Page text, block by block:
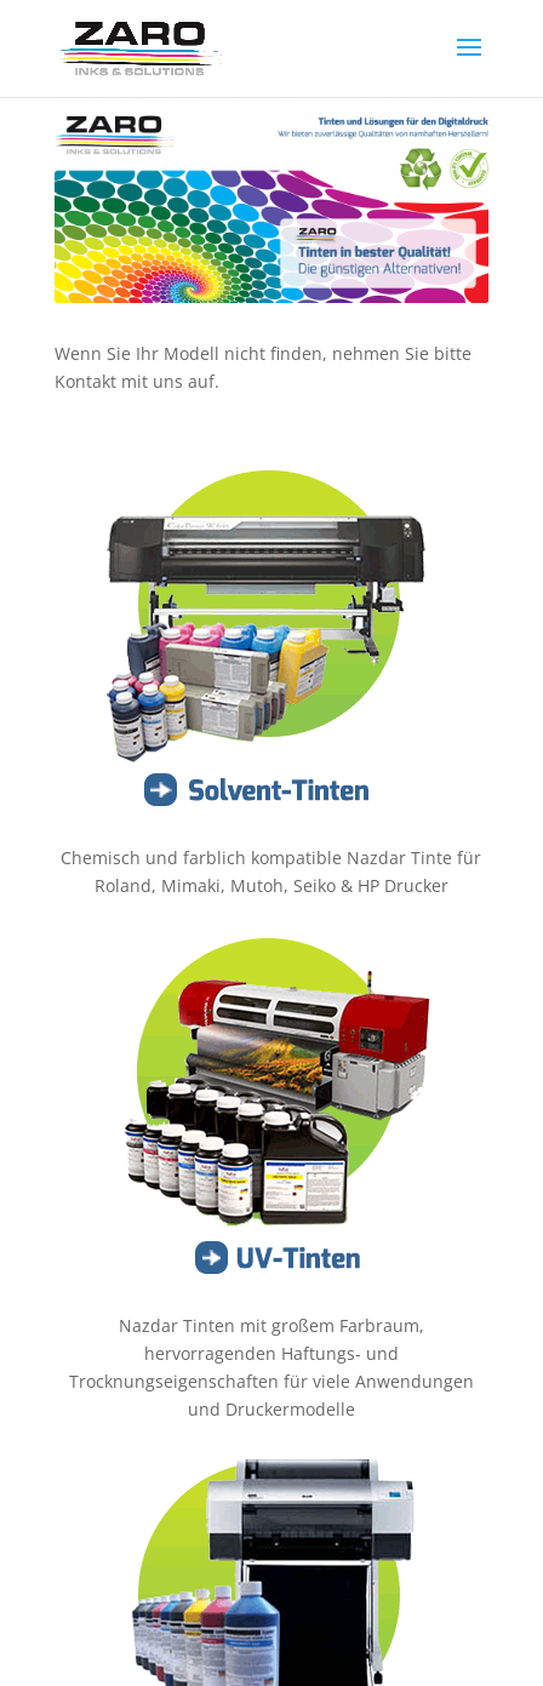
Wenn Sie Ihr Modell nicht finden, nehmen Sie bitte
Kontakt mit uns auf.
Chemisch und farblich kompatible Nazdar Tinte für
Roland, Mimaki, Mutoh, Seiko & HP Drucker
Nazdar Tinten mit großem Farbraum,
hervorragenden Haftungs- und
Trocknungseigenschaften für viele Anwendungen
und Druckermodelle